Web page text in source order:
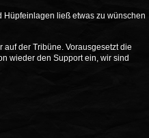
Hüpfeinlagen ließ etwas zu wünschen
der Tribüne. Vorausgesetzt die
wieder den Support ein, wir sind